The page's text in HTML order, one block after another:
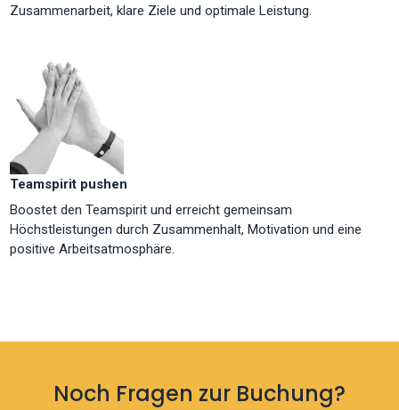
Zusammenarbeit, klare Ziele und optimale Leistung.
Teamspirit pushen
Boostet den Teamspirit und erreicht gemeinsam
Höchstleistungen durch Zusammenhalt, Motivation und eine
positive Arbeitsatmosphäre.
Noch Fragen zur Buchung?